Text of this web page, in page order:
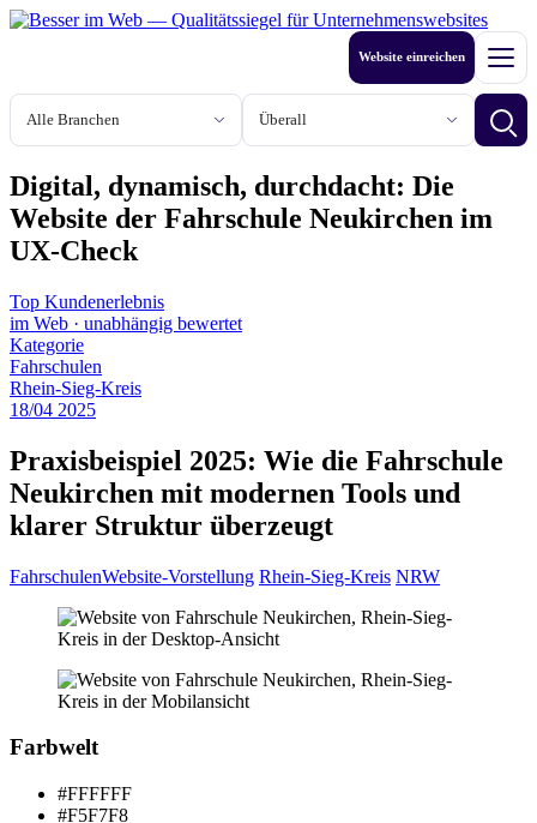
Zum
Branche
Stadt oder Region
Website einreichen Menü
Digital, dynamisch, durchdacht: Die
Website der Fahrschule Neukirchen im
UX-Check
Top Kundenerlebnis
im Web · unabhängig bewertet
Kategorie
Fahrschulen
Rhein-Sieg-Kreis
18/04 2025
Praxisbeispiel 2025: Wie die Fahrschule
Neukirchen mit modernen Tools und
klarer Struktur überzeugt
FahrschulenWebsite-Vorstellung Rhein-Sieg-Kreis NRW
Farbwelt
#FFFFFF
#F5F7F8